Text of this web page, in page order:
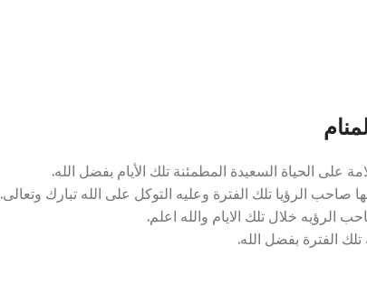
الحياة السعيدة المطمئنة تلك الأيام بفضل الله.
الرؤيا تلك الفترة وعليه التوكل على الله تبارك وتعالى.
خلال تلك الايام والله اعلم.
الفترة بفضل الله.